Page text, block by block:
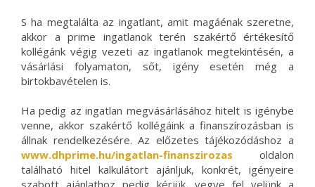
S ha megtalálta az ingatlant, amit magáénak szeretne,
akkor a prime ingatlanok terén szakértő értékesítő
kollégánk végig vezeti az ingatlanok megtekintésén, a
vásárlási folyamaton, sőt, igény esetén még a
birtokbavételen is.
Ha pedig az ingatlan megvásárlásához hitelt is igénybe
venne, akkor szakértő kollégáink a finanszírozásban is
állnak rendelkezésére. Az előzetes tájékozódáshoz a
www.dhprime.hu/ingatlan-finanszirozas oldalon
található hitel kalkulátort ajánljuk, konkrét, igényeire
szabott ajánlathoz pedig kérjük, vegye fel velünk a